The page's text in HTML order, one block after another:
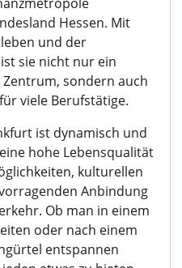
Hessen. Mit
und der
sie nicht nur ein
sondern auch
viele Berufstätige.
ist dynamisch und
hohe Lebensqualität
kulturellen
Anbindung
Ob man in einem
oder nach einem
entspannen